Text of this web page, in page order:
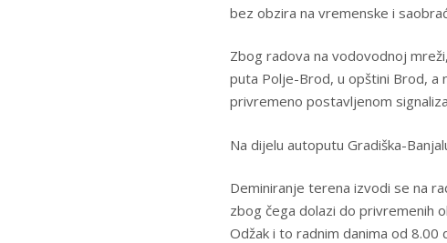
bez obzira na vremenske i
Zbog radova na vodovodnoj
puta Polje-Brod, u opštini Brod, a
privremeno postavljenom
Na dijelu autoputu Gradiška-
Deminiranje terena izvodi se na
zbog čega dolazi do privremenih
Odžak i to radnim danima od